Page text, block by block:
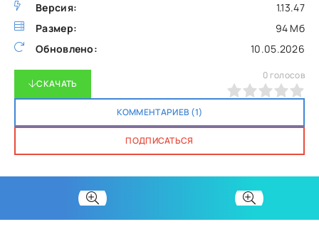
Версия:
1.13.47
Размер:
94 Мб
Обновлено:
10.05.2026
СКАЧАТЬ
КОММЕНТАРИЕВ (1)
ПОДПИСАТЬСЯ
0 голосов